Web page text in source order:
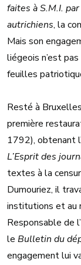
faites à S.M.I.
autrichiens, la
Mais son
liégeois n’est
feuilles
Resté à
première
1792), obtenant
L’Esprit des
textes à la
Dumouriez, il
institutions et au
Responsable de
le Bulletin du
engagement lui